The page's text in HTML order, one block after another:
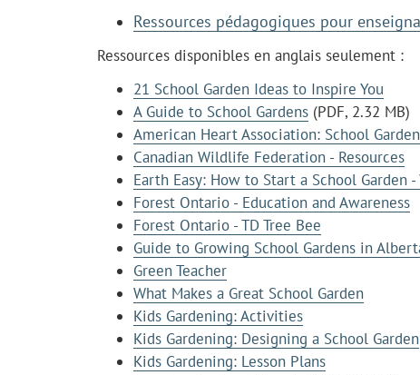
Ressources pédagogiques pour
Ressources disponibles en anglais seulement :
21 School Garden Ideas to Inspire You
A Guide to School Gardens (PDF, 2.32 MB)
American Heart Association: School
Canadian Wildlife Federation - Resources
Earth Easy: How to Start a School Garden
Forest Ontario - Education and Awareness
Forest Ontario - TD Tree Bee
Guide to Growing School Gardens in
Green Teacher
What Makes a Great School Garden
Kids Gardening: Activities
Kids Gardening: Designing a School Garden
Kids Gardening: Lesson Plans